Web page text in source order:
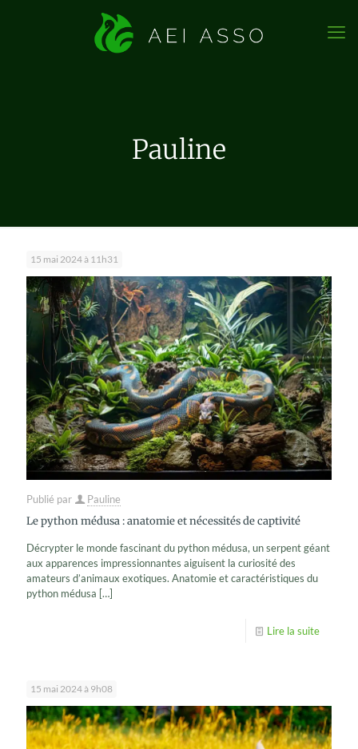
Pauline
15 mai 2024 à 11h31
Publié par Pauline
Le python médusa : anatomie et nécessités de captivité
Décrypter le monde fascinant du python médusa, un serpent géant
aux apparences impressionnantes aiguisent la curiosité des
amateurs d’animaux exotiques. Anatomie et caractéristiques du
python médusa […]
Lire la suite
15 mai 2024 à 9h08